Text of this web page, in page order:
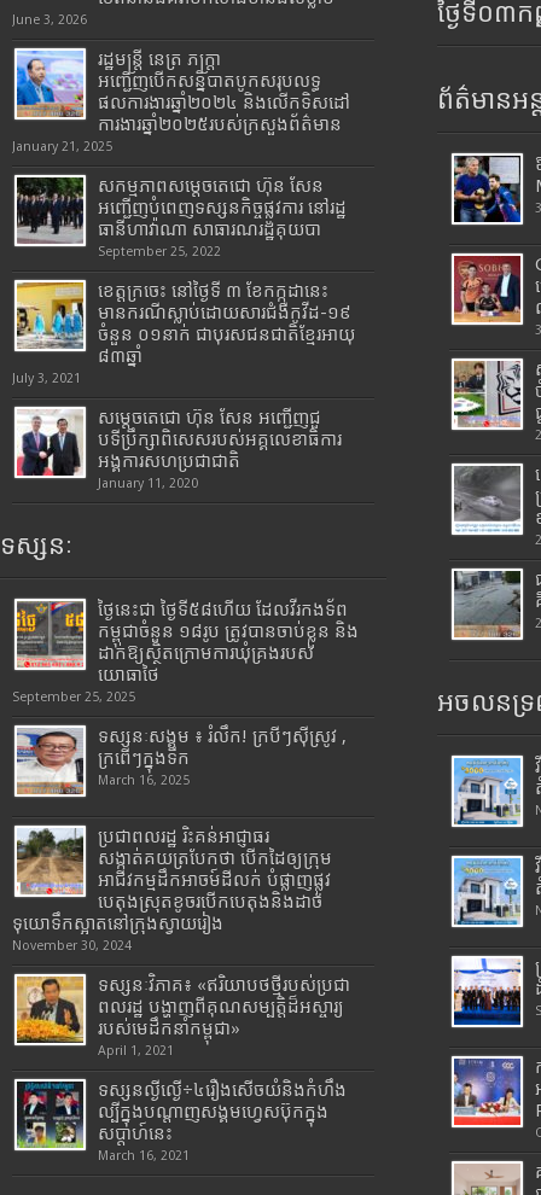
June 3, 2026
រដ្ឋមន្រ្តី​ នេត្រ​ ភក្ត្រា​
អញ្ជើញបើកសន្និបាតបូកសរុបលទ្ធ
ផលការងារឆ្នាំ២០២៤ និងលើកទិសដៅ
ការងារឆ្នាំ២០២៥របស់​ក្រសួង​ព័ត៌មាន​
January 21, 2025
សកម្មភាពសម្តេចតេជោ ហ៊ុន សែន
អញ្ជើញបំពេញទស្សនកិច្ចផ្លូវការ នៅរដ្ឋ
ធានីហាវ៉ាណា សាធារណរដ្ឋគុយបា
September 25, 2022
ខេត្តក្រចេះ នៅថ្ងៃទី ៣ ខែកក្កដានេះ
មានករណីស្លាប់ដោយសារជំងឺកូវីដ-១៩
ចំនួន ០១នាក់ ជាបុរសជនជាតិខ្មែរអាយុ
៨៣ឆ្នាំ
July 3, 2021
សម្តេចតេជោ ហ៊ុន សែន អញ្ជើញជួ
បទីប្រឹក្សាពិសេសរបស់អគ្គលេខាធិការ
អង្គការសហប្រជាជាតិ
January 11, 2020
ទស្សនៈ
ថ្ងៃនេះជា ថ្ងៃទី៥៨ហើយ ដែលវីរកងទ័ព
កម្ពុជាចំនួន ១៨រូប ត្រូវបានចាប់ខ្លួន និង
ដាក់ឱ្យស្ថិតក្រោមការឃុំគ្រងរបស់
យោធាថៃ
September 25, 2025
ទស្សនៈសង្គម ៖ រំលឹក! ក្របីៗស៊ីស្រូវ ,
ក្រពើៗក្នុងទឹក
March 16, 2025
ប្រជាពលរដ្ឋ រិះគន់អាជ្ញាធរ
សង្កាត់គយត្របែកថា បើកដៃឲ្យក្រុម
អាជីវកម្មដឹកអាចម៍ដីលក់ បំផ្លាញផ្លូវ
បេតុងស្រុតខូចរបើកបេតុងនិងដាច់
ទុយោទឹកស្អាតនៅក្រុងស្វាយរៀង
November 30, 2024
ទស្សនៈវិភាគ៖ «ឥរិយាបថថ្មីរបស់ប្រជា
ពលរដ្ឋ បង្ហាញពីគុណសម្បត្តិដ៏អស្ចារ្យ
របស់មេដឹកនាំកម្ពុជា»
April 1, 2021
ទស្សនល្ងីល្ងើ÷៤រឿងសើចយំនិងកំហឹង
ល្បីក្នុងបណ្តាញសង្គមហ្វេសប៊ុកក្នុង
សប្តាហ៍នេះ
March 16, 2021
ថ្ងៃទី០៣
ព័ត៌មានអន្
អចលនទ្រ